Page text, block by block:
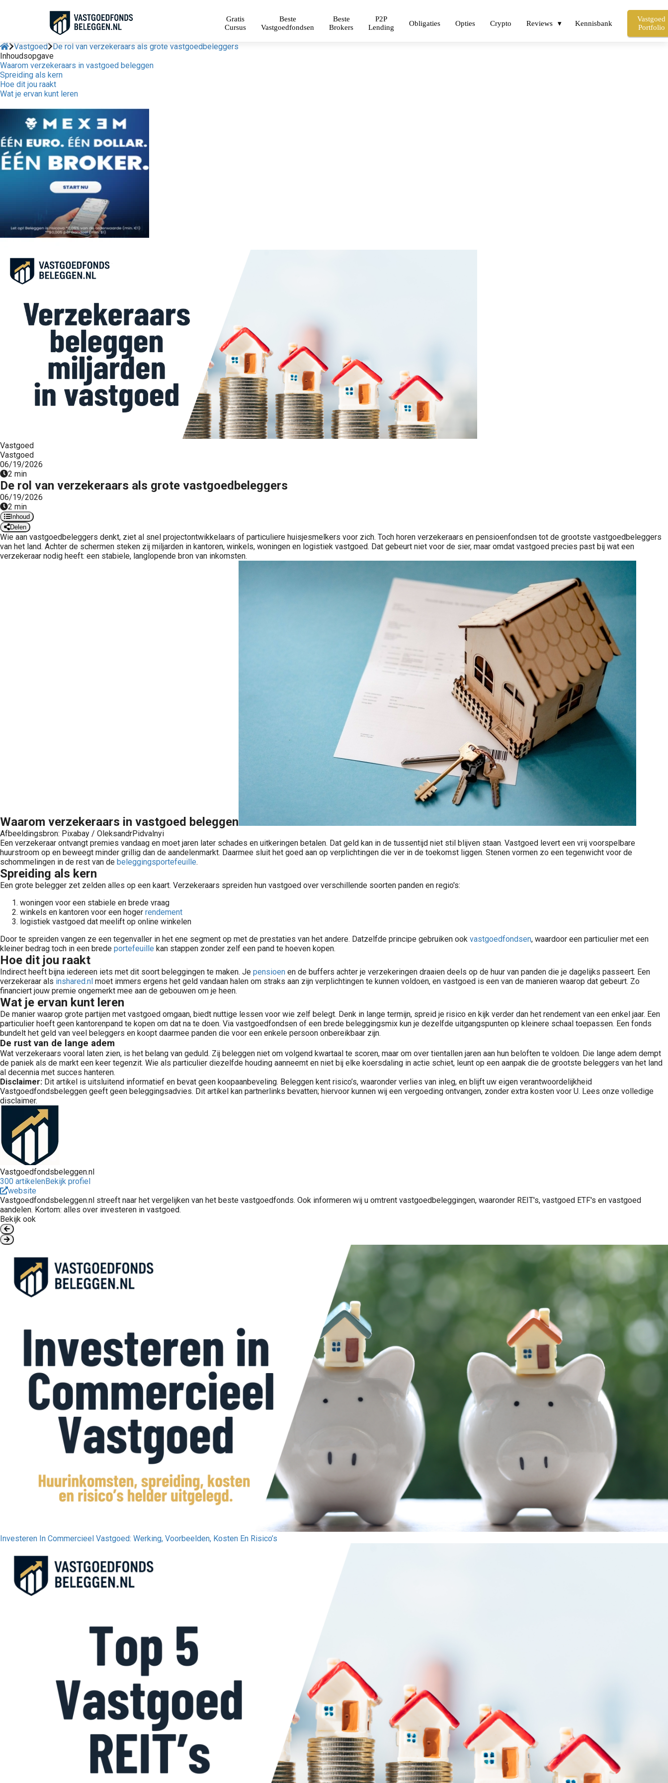
Gratis
Cursus
Beste
Vastgoedfondsen
Beste
Brokers
P2P
Lending
Obligaties Opties Crypto Reviews Kennisbank
Vastgoed
Portfolio
Vastgoed
De rol van verzekeraars als grote vastgoedbeleggers
Inhoudsopgave
Waarom verzekeraars in vastgoed beleggen
Spreiding als kern
Hoe dit jou raakt
Wat je ervan kunt leren
Vastgoed
Vastgoed
06/19/2026
2 min
De rol van verzekeraars als grote vastgoedbeleggers
06/19/2026
2 min
Inhoud
Delen
Wie aan vastgoedbeleggers denkt, ziet al snel projectontwikkelaars of particuliere huisjesmelkers voor zich. Toch horen verzekeraars en pensioenfondsen tot de grootste vastgoedbeleggers
van het land. Achter de schermen steken zij miljarden in kantoren, winkels, woningen en logistiek vastgoed. Dat gebeurt niet voor de sier, maar omdat vastgoed precies past bij wat een
verzekeraar nodig heeft: een stabiele, langlopende bron van inkomsten.
Waarom verzekeraars in vastgoed beleggen
Afbeeldingsbron: Pixabay / OleksandrPidvalnyi
Een verzekeraar ontvangt premies vandaag en moet jaren later schades en uitkeringen betalen. Dat geld kan in de tussentijd niet stil blijven staan. Vastgoed levert een vrij voorspelbare
huurstroom op en beweegt minder grillig dan de aandelenmarkt. Daarmee sluit het goed aan op verplichtingen die ver in de toekomst liggen. Stenen vormen zo een tegenwicht voor de
schommelingen in de rest van de beleggingsportefeuille.
Spreiding als kern
Een grote belegger zet zelden alles op een kaart. Verzekeraars spreiden hun vastgoed over verschillende soorten panden en regio's:
woningen voor een stabiele en brede vraag
winkels en kantoren voor een hoger rendement
logistiek vastgoed dat meelift op online winkelen
Door te spreiden vangen ze een tegenvaller in het ene segment op met de prestaties van het andere. Datzelfde principe gebruiken ook vastgoedfondsen, waardoor een particulier met een
kleiner bedrag toch in een brede portefeuille kan stappen zonder zelf een pand te hoeven kopen.
Hoe dit jou raakt
Indirect heeft bijna iedereen iets met dit soort beleggingen te maken. Je pensioen en de buffers achter je verzekeringen draaien deels op de huur van panden die je dagelijks passeert. Een
verzekeraar als inshared.nl moet immers ergens het geld vandaan halen om straks aan zijn verplichtingen te kunnen voldoen, en vastgoed is een van de manieren waarop dat gebeurt. Zo
financiert jouw premie ongemerkt mee aan de gebouwen om je heen.
Wat je ervan kunt leren
De manier waarop grote partijen met vastgoed omgaan, biedt nuttige lessen voor wie zelf belegt. Denk in lange termijn, spreid je risico en kijk verder dan het rendement van een enkel jaar. Een
particulier hoeft geen kantorenpand te kopen om dat na te doen. Via vastgoedfondsen of een brede beleggingsmix kun je dezelfde uitgangspunten op kleinere schaal toepassen. Een fonds
bundelt het geld van veel beleggers en koopt daarmee panden die voor een enkele persoon onbereikbaar zijn.
De rust van de lange adem
Wat verzekeraars vooral laten zien, is het belang van geduld. Zij beleggen niet om volgend kwartaal te scoren, maar om over tientallen jaren aan hun beloften te voldoen. Die lange adem dempt
de paniek als de markt een keer tegenzit. Wie als particulier diezelfde houding aanneemt en niet bij elke koersdaling in actie schiet, leunt op een aanpak die de grootste beleggers van het land
al decennia met succes hanteren.
Disclaimer: Dit artikel is uitsluitend informatief en bevat geen koopaanbeveling. Beleggen kent risico’s, waaronder verlies van inleg, en blijft uw eigen verantwoordelijkheid
Vastgoedfondsbeleggen geeft geen beleggingsadvies. Dit artikel kan partnerlinks bevatten; hiervoor kunnen wij een vergoeding ontvangen, zonder extra kosten voor U. Lees onze volledige
disclaimer.
Vastgoedfondsbeleggen.nl
300 artikelenBekijk profiel
website
Vastgoedfondsbeleggen.nl streeft naar het vergelijken van het beste vastgoedfonds. Ook informeren wij u omtrent vastgoedbeleggingen, waaronder REIT's, vastgoed ETF's en vastgoed
aandelen. Kortom: alles over investeren in vastgoed.
Bekijk ook
Investeren In Commercieel Vastgoed: Werking, Voorbeelden, Kosten En Risico’s